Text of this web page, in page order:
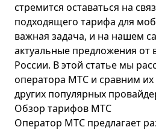
стремится оставаться на
подходящего тарифа для
важная задача, и на нашем
актуальные предложения от
России. В этой статье мы
оператора МТС и сравним
других популярных
Обзор тарифов МТС
Оператор МТС предлагает